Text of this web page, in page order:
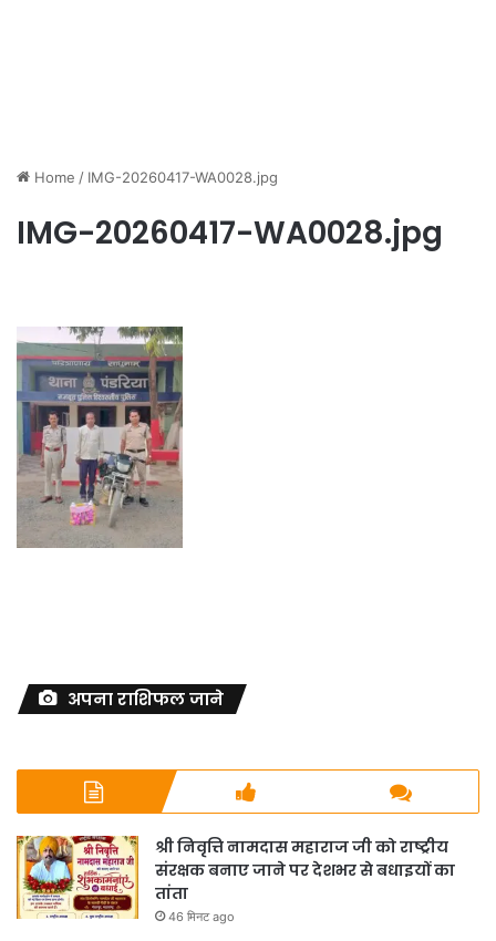
Home / IMG-20260417-WA0028.jpg
IMG-20260417-WA0028.jpg
अपना राशिफल जाने
श्री निवृत्ति नामदास महाराज जी को राष्ट्रीय
संरक्षक बनाए जाने पर देशभर से बधाइयों का
तांता
46 मिनट ago